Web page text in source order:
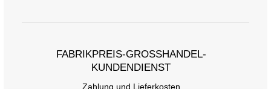
FABRIKPREIS-GROSSHANDEL-K
UNDENDIENST
Zahlung und Lieferkosten